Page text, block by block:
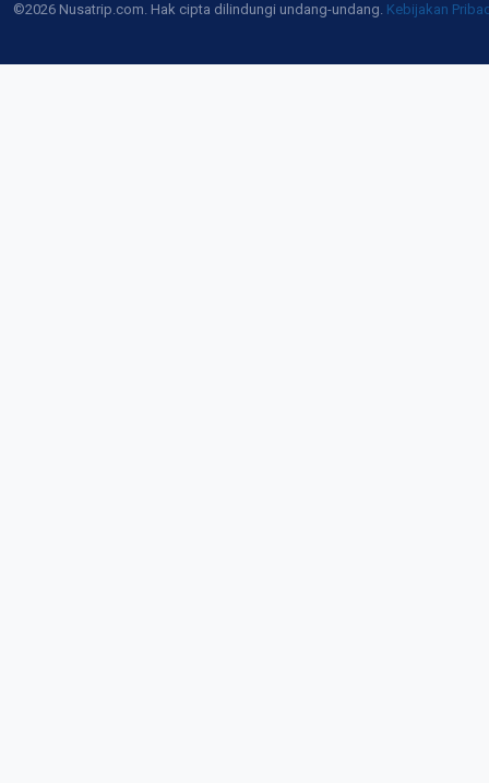
©2026 Nusatrip.com. Hak cipta dilindungi undang-undang. Kebijakan